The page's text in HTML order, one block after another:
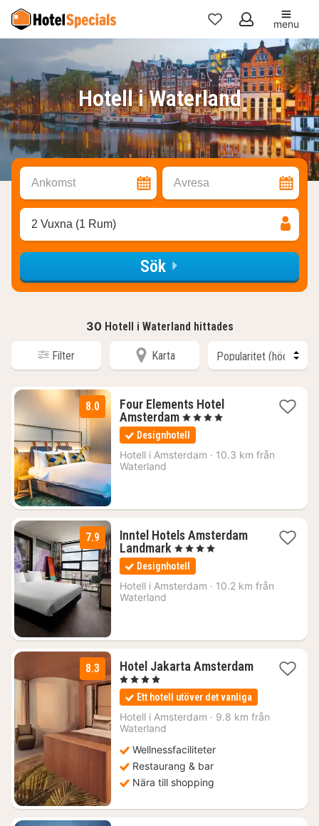
Mina
favoriter
menu
Hotell i Waterland
Ankomst Avresa
2 Vuxna (1 Rum)
Sök
30 Hotell i Waterland hittades
Filter Karta
8.0
Four Elements Hotel
Amsterdam1
natt
från
1054
, 4 Stjärnor
Designhotell
Hotell i Amsterdam · 10.3 km från
Waterland
7.9
Inntel Hotels Amsterdam
Landmark 1
natt
från
1554
, 4 Stjärnor
Designhotell
Hotell i Amsterdam · 10.2 km från
Waterland
8.3
Hotel Jakarta Amsterdam
1
natt
från
2663
kr.
, 4 Stjärnor
Ett hotell utöver det vanliga
Hotell i Amsterdam · 9.8 km från
Waterland
Wellnessfaciliteter
Restaurang & bar
Nära till shopping